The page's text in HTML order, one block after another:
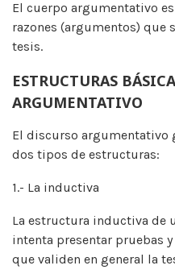
El cuerpo argumentativo
razones (argumentos) que
tesis.
ESTRUCTURAS
ARGUMENTATIVO
El discurso argumentativo
dos tipos de estructuras:
1.- La inductiva
La estructura inductiva de
intenta presentar pruebas
que validen en general la